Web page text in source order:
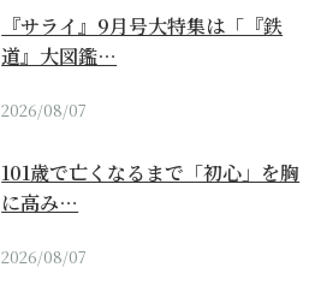
『サライ』9月号大特集は「『鉄
道』大図鑑…
2026/08/07
101歳で亡くなるまで「初心」を胸
に高み…
2026/08/07